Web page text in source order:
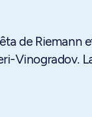
de Riemann
Vinogradov.